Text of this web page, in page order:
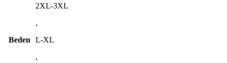
Beden
2XL-3XL
,
L-XL
,